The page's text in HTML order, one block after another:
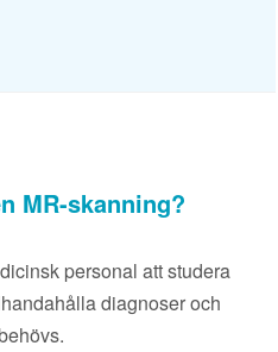
MR-skanning?
personal att studera
diagnoser och